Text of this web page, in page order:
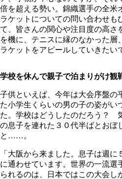
倍を超える勢い。錦織選手の全米
ラケットについての問い合わせも
て、皆さんの関心や注目度の高さ
を機に、テニスに縁のなかった層
ラケットをアピールしていきたい
学校を休んで親子で泊まりがけ観
子供といえば、今年は大会序盤の
た小学生くらいの男の子の姿がい
た。学校はどうしたのだろう？
の息子を連れた３０代半ばとおぼ
と……。
「大阪から来ました。息子は週
に通わせています。世界の一流選
られるのは、日本ではこの大会し